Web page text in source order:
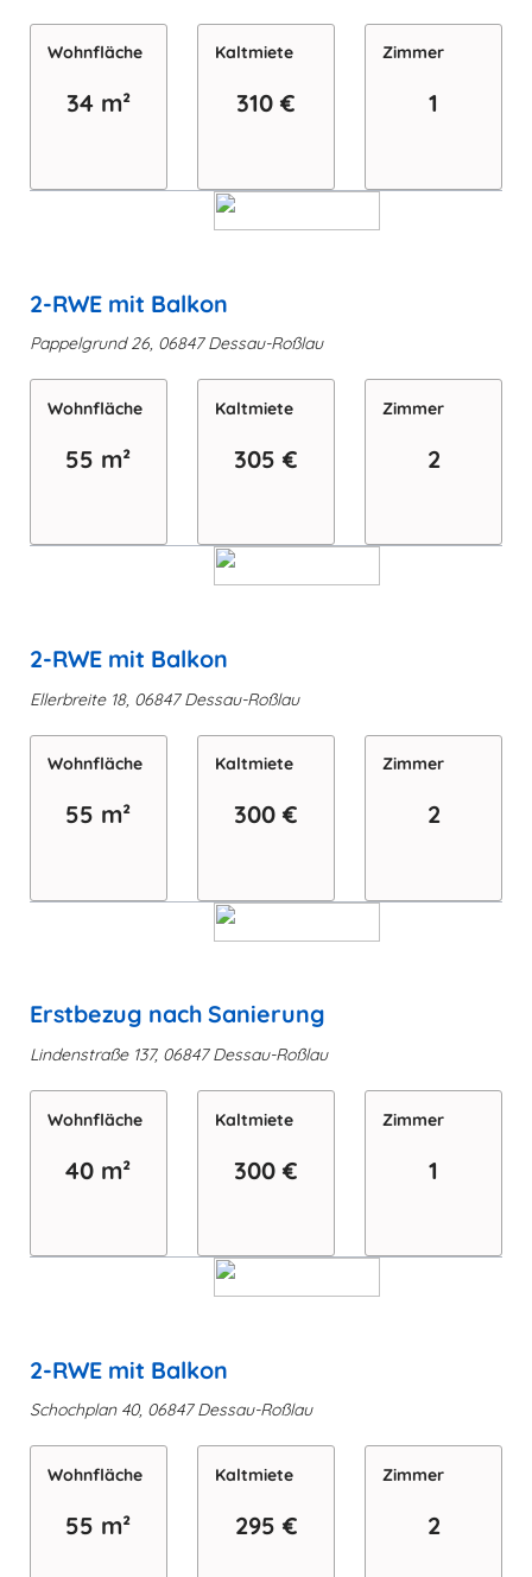
Wohn­fläche
34 m²
Kaltmiete
310 €
Zimmer
1
2-RWE mit Balkon
Pappelgrund 26, 06847 Dessau-Roßlau
Wohn­fläche
55 m²
Kaltmiete
305 €
Zimmer
2
2-RWE mit Balkon
Ellerbreite 18, 06847 Dessau-Roßlau
Wohn­fläche
55 m²
Kaltmiete
300 €
Zimmer
2
Erstbezug nach Sanierung
Lindenstraße 137, 06847 Dessau-Roßlau
Wohn­fläche
40 m²
Kaltmiete
300 €
Zimmer
1
2-RWE mit Balkon
Schochplan 40, 06847 Dessau-Roßlau
Wohn­fläche
55 m²
Kaltmiete
295 €
Zimmer
2